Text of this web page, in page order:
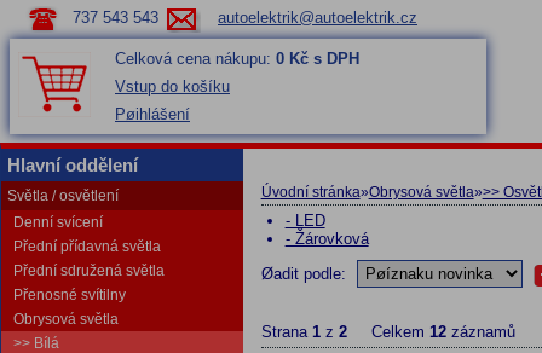
737 543 543 autoelektrik@autoelektrik.cz
Celková cena nákupu: 0 Kč s DPH
Vstup do košíku
Pøihlášení
Hlavní oddělení
Světla / osvětlení
Denní svícení
Přední přídavná světla
Přední sdružená světla
Přenosné svítilny
Obrysová světla
>> Bílá
Úvodní stránka»Obrysová světla»>>
- LED
- Žárovková
Øadit podle:
Strana 1z 2Celkem 12záznamů